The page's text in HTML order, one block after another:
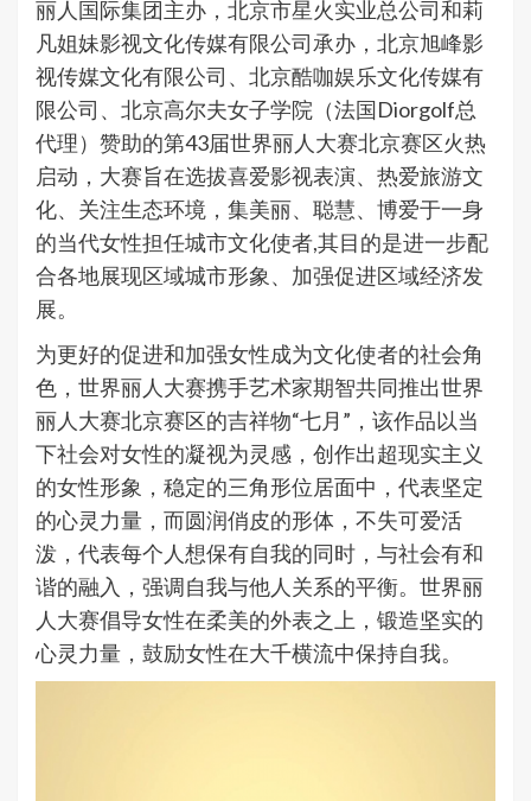
丽人国际集团主办，北京市星火实业总公司和莉
凡姐妹影视文化传媒有限公司承办，北京旭峰影
视传媒文化有限公司、北京酷咖娱乐文化传媒有
限公司、北京高尔夫女子学院（法国Diorgolf总
代理）赞助的第43届世界丽人大赛北京赛区火热
启动，大赛旨在选拔喜爱影视表演、热爱旅游文
化、关注生态环境，集美丽、聪慧、博爱于一身
的当代女性担任城市文化使者,其目的是进一步配
合各地展现区域城市形象、加强促进区域经济发
展。
为更好的促进和加强女性成为文化使者的社会角
色，世界丽人大赛携手艺术家期智共同推出世界
丽人大赛北京赛区的吉祥物“七月”，该作品以当
下社会对女性的凝视为灵感，创作出超现实主义
的女性形象，稳定的三角形位居面中，代表坚定
的心灵力量，而圆润俏皮的形体，不失可爱活
泼，代表每个人想保有自我的同时，与社会有和
谐的融入，强调自我与他人关系的平衡。世界丽
人大赛倡导女性在柔美的外表之上，锻造坚实的
心灵力量，鼓励女性在大千横流中保持自我。